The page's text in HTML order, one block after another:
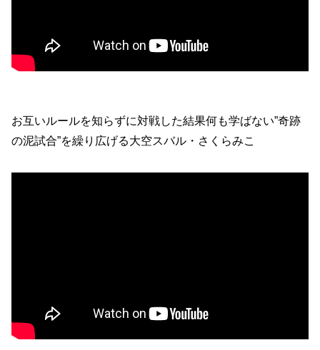
お互いルールを知らずに対戦した結果何も学ばない”奇跡
の泥試合”を繰り広げる大空スバル・さくらみこ